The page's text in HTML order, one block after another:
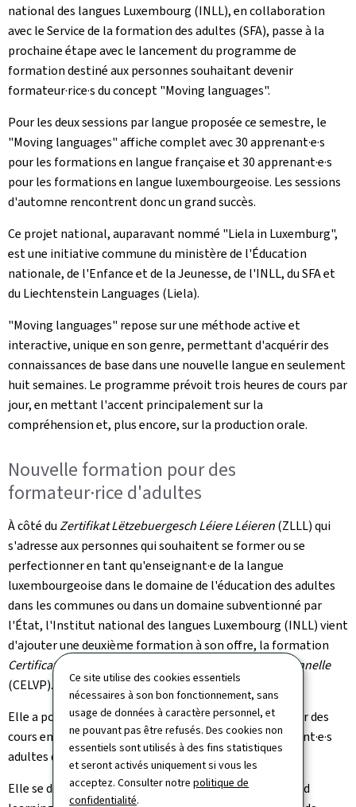
Ce site utilise des cookies essentiels
nécessaires à son bon fonctionnement, sans
usage de données à caractère personnel, et
ne pouvant pas être refusés. Des cookies non
essentiels sont utilisés à des fins statistiques
et seront activés uniquement si vous les
acceptez. Consulter notrepolitique de
confidentialité.
national des langues Luxembourg (INLL), en collaboration
avec le Service de la formation des adultes (SFA), passe à la
prochaine étape avec le lancement du programme de
formation destiné aux personnes souhaitant devenir
formateur·rice·s du concept "Moving languages".
Pour les deux sessions par langue proposée ce semestre, le
"Moving languages" affiche complet avec 30 apprenant·e·s
pour les formations en langue française et 30 apprenant·e·s
pour les formations en langue luxembourgeoise. Les sessions
d'automne rencontrent donc un grand succès.
Ce projet national, auparavant nommé "Liela in Luxemburg",
est une initiative commune du ministère de l'Éducation
nationale, de l'Enfance et de la Jeunesse, de l'INLL, du SFA et
du Liechtenstein Languages (Liela).
"Moving languages" repose sur une méthode active et
interactive, unique en son genre, permettant d'acquérir des
connaissances de base dans une nouvelle langue en seulement
huit semaines. Le programme prévoit trois heures de cours par
jour, en mettant l'accent principalement sur la
compréhension et, plus encore, sur la production orale.
Nouvelle formation pour des
formateur·rice d'adultes
À côté duZertifikat Lëtzebuergesch Léiere Léieren(ZLLL) qui
s'adresse aux personnes qui souhaitent se former ou se
perfectionner en tant qu'enseignant·e de la langue
luxembourgeoise dans le domaine de l'éducation des adultes
dans les communes ou dans un domaine subventionné par
l'État, l'Institut national des langues Luxembourg (INLL) vient
d'ajouter une deuxième formation à son offre, la formation
Certificat d'enseignement en langues à visée professionnelle
(CELVP).
Elle a pour but de former les participant·e·s à enseigner des
cours en langues à visée professionnelle à des apprenant·e·s
adultes dans le domaine de l'éducation des adultes.
Elle se déroule, tout comme le ZLLL, en format blended